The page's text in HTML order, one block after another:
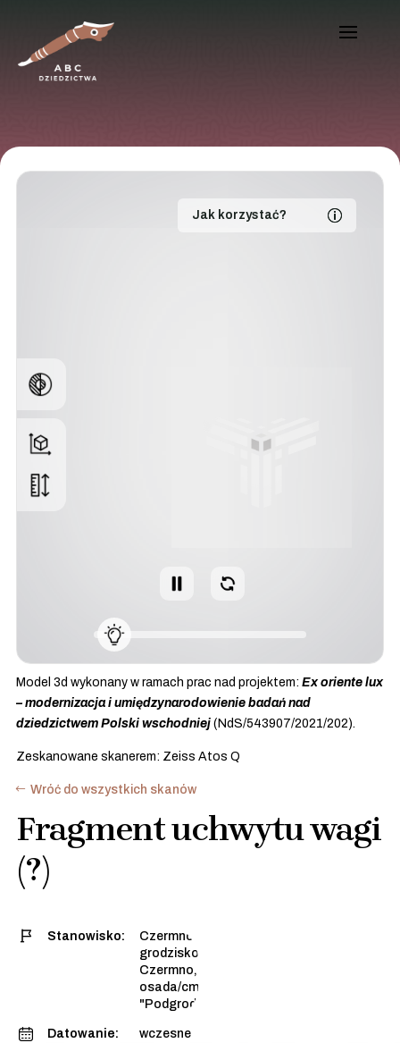
Jak korzystać?
Model 3d wykonany w ramach prac nad projektem: Ex oriente lux
– modernizacja i umiędzynarodowienie badań nad
dziedzictwem Polski wschodniej (NdS/543907/2021/202).
Zeskanowane skanerem: Zeiss Atos Q
Wróć do wszystkich skanów
Fragment uchwytu wagi
(?)
Stanowisko:
Czermno, stan. 1 -
grodzisko (majdan)
Czermno, stan. 3 -
osada/cmentarzysko
"Podgrodzie Dalsze"
Datowanie:
wczesne